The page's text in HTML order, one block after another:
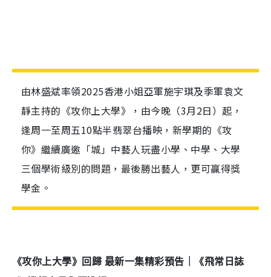
由林盛斌率領2025香港小姐亞軍施宇琪及季軍袁文
靜主持的《攻你上大學》，由今晚（3月2日）起，
逢周一至周五10點半翡翠台播映，新學期的《攻
你》繼續廣邀「城」中藝人玩盡小學、中學、大學
三個學術級別的問題，最後勝出藝人，更可贏得獎
學金。
《攻你上大學》回歸 最新一集精彩預告｜《飛常日誌